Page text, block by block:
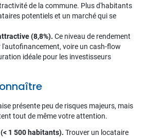
de la commune. Plus d'habitants
potentiels et un marché qui se
(8,8%). Ce niveau de rendement
l'autofinancement, voire un cash-flow
idéale pour les investisseurs
présente peu de risques majeurs, mais
tout de même votre attention.
1 500 habitants). Trouver un locataire